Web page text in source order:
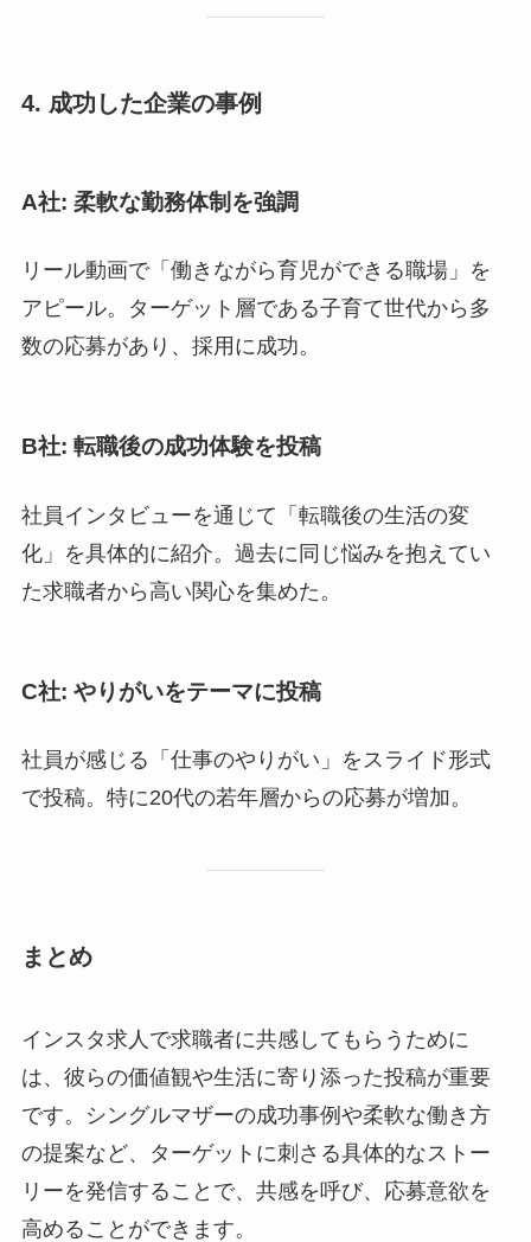
4. 成功した企業の事例
A社: 柔軟な勤務体制を強調
リール動画で「働きながら育児ができる職場」を
アピール。ターゲット層である子育て世代から多
数の応募があり、採用に成功。
B社: 転職後の成功体験を投稿
社員インタビューを通じて「転職後の生活の変
化」を具体的に紹介。過去に同じ悩みを抱えてい
た求職者から高い関心を集めた。
C社: やりがいをテーマに投稿
社員が感じる「仕事のやりがい」をスライド形式
で投稿。特に20代の若年層からの応募が増加。
まとめ
インスタ求人で求職者に共感してもらうために
は、彼らの価値観や生活に寄り添った投稿が重要
です。シングルマザーの成功事例や柔軟な働き方
の提案など、ターゲットに刺さる具体的なストー
リーを発信することで、共感を呼び、応募意欲を
高めることができます。